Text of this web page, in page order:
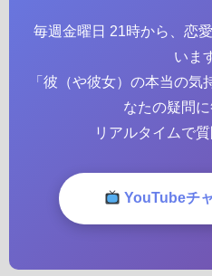
毎週金曜日 21時から、恋
いま
「彼（や彼女）の本当の
なたの疑問に
リアルタイムで
YouTubeチ